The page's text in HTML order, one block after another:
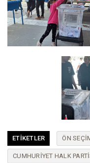
ETIKETLER ÖN
CUMHURIYET HALK